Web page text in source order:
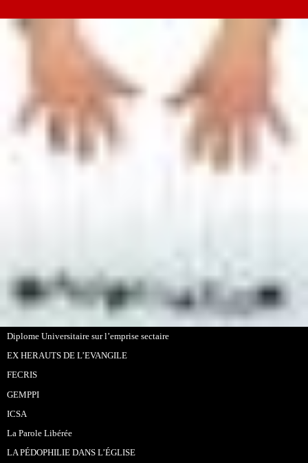
Diplome Universitaire sur l’emprise sectaire
EX HERAUTS DE L’EVANGILE
FECRIS
GEMPPI
ICSA
La Parole Libérée
LA PÉDOPHILIE DANS L’ÉGLISE